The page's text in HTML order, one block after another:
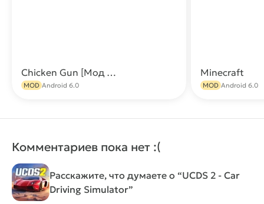
Chicken Gun [Мод Меню: Много денег, оружия, бессмертие, 170+ читов]
MOD Android 6.0
Minecraft
MOD Android 6.0
Комментариев пока нет :(
Расскажите, что думаете о “UCDS 2 - Car
Driving Simulator”